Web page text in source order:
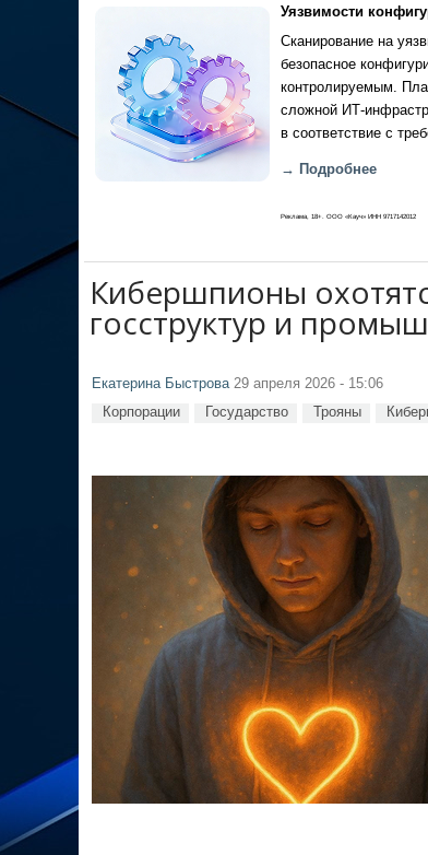
Уязвимости
Сканирование на
безопасное
контролируемым.
сложной ИТ-
в соответствие с
→ Подробнее
Реклама, 18+. ООО «Кауч» ИНН 9717142012
Кибершпионы
госструктур и
Екатерина Быстрова29 апреля 2026 - 15:06
Корпорации Государство Трояны